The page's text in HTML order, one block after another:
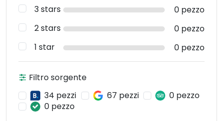
3 stars
0 pezzo
2 stars
0 pezzo
1 star
0 pezzo
Filtro sorgente
34 pezzi
67 pezzi
0 pezzo
0 pezzo